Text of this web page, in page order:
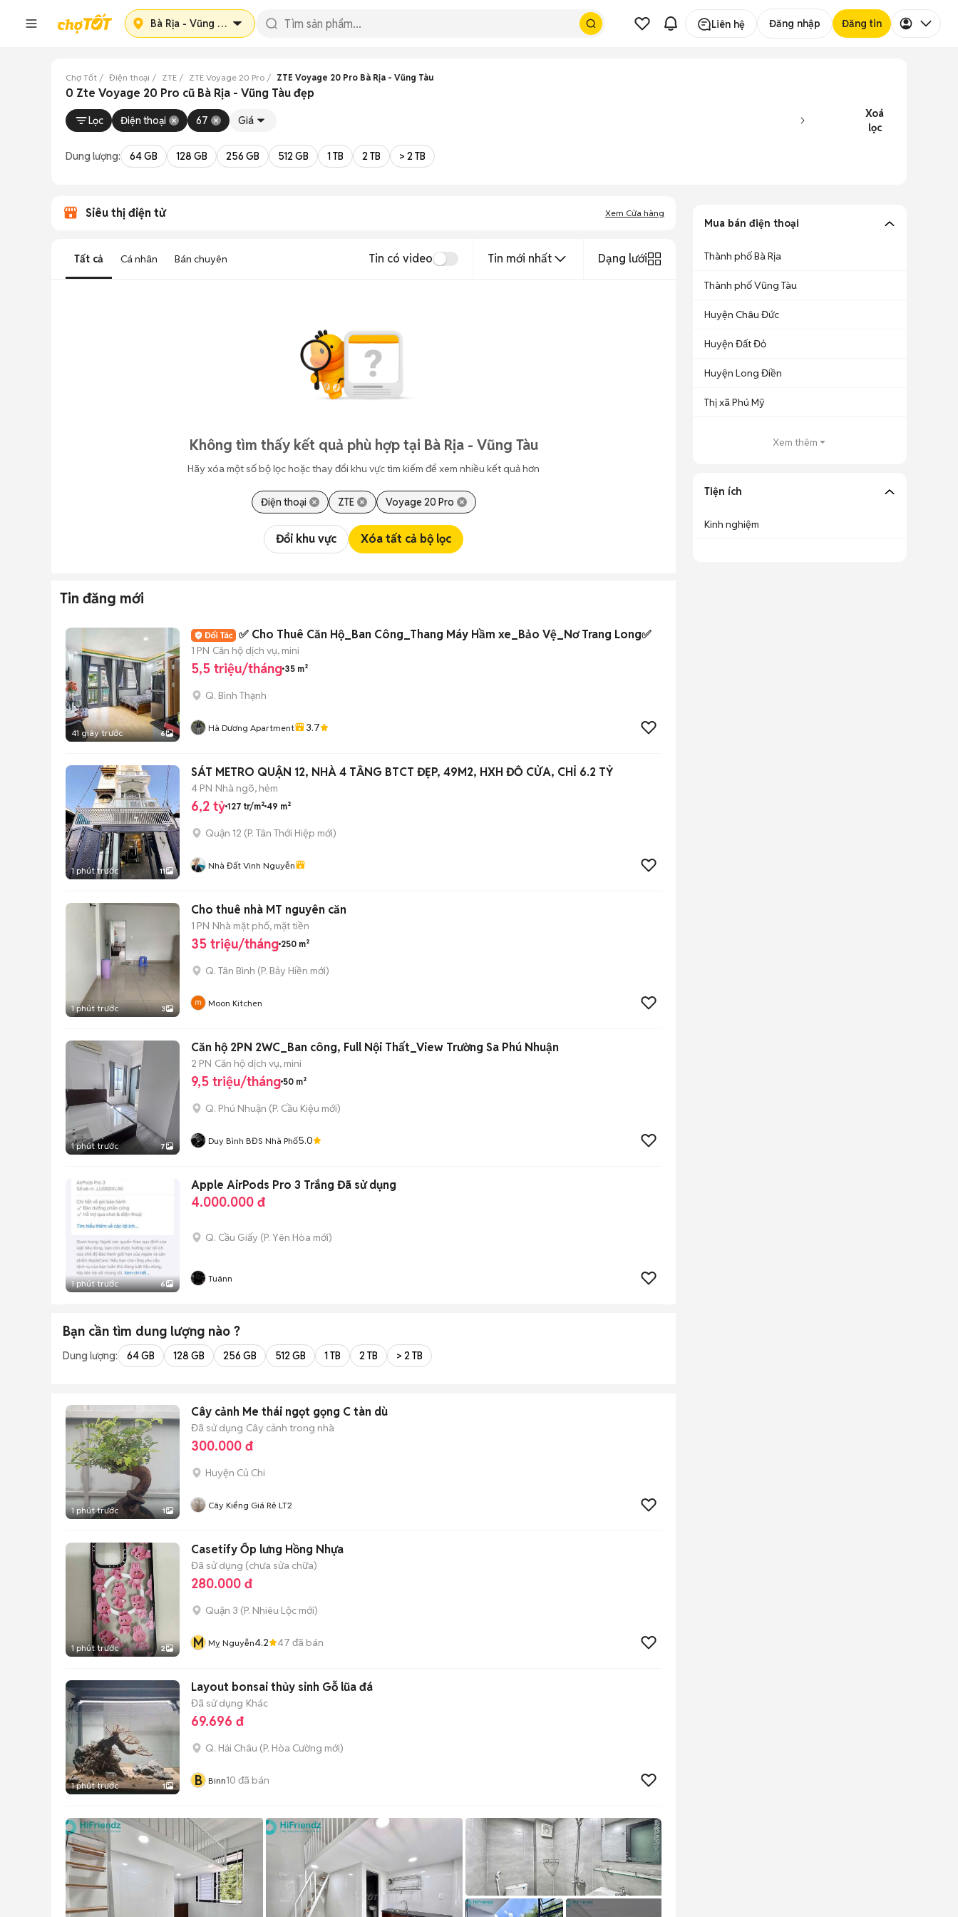
Bà Rịa - Vũng Tàu Liên hệ Đăng nhập Đăng tin
Chợ Tốt Điện thoại ZTE ZTE Voyage 20 Pro ZTE Voyage 20 Pro Bà Rịa - Vũng Tàu
0 Zte Voyage 20 Pro cũ Bà Rịa - Vũng Tàu đẹp
Lọc Điện thoại 67 Giá
Xoá
lọc
Dung lượng: 64 GB 128 GB 256 GB 512 GB 1 TB 2 TB > 2 TB
Siêu thị điện tử Xem Cửa hàng
Tất cả Cá nhân Bán chuyên Tin có video Tin mới nhất Dạng lưới
Không tìm thấy kết quả phù hợp tại Bà Rịa - Vũng Tàu
Hãy xóa một số bộ lọc hoặc thay đổi khu vực tìm kiếm để xem nhiều kết quả hơn
Điện thoại ZTE Voyage 20 Pro
Đổi khu vực Xóa tất cả bộ lọc
Tin đăng mới
41 giây trước 6
✅ Cho Thuê Căn Hộ_Ban Công_Thang Máy Hầm xe_Bảo Vệ_Nơ Trang Long✅
1 PN Căn hộ dịch vụ, mini
5,5 triệu/tháng 35 m²
Q. Bình Thạnh
Hà Dương Apartment 3.7
1 phút trước 11
SÁT METRO QUẬN 12, NHÀ 4 TẦNG BTCT ĐẸP, 49M2, HXH ĐỖ CỬA, CHỈ 6.2 TỶ
4 PN Nhà ngõ, hẻm
6,2 tỷ 127 tr/m² 49 m²
Quận 12 (P. Tân Thới Hiệp mới)
Nhà Đất Vinh Nguyễn
1 phút trước 3
Cho thuê nhà MT nguyên căn
1 PN Nhà mặt phố, mặt tiền
35 triệu/tháng 250 m²
Q. Tân Bình (P. Bảy Hiền mới)
Moon Kitchen
1 phút trước 7
Căn hộ 2PN 2WC_Ban công, Full Nội Thất_View Trường Sa Phú Nhuận
2 PN Căn hộ dịch vụ, mini
9,5 triệu/tháng 50 m²
Q. Phú Nhuận (P. Cầu Kiệu mới)
Duy Bình BĐS Nhà Phố5.0
1 phút trước 6
Apple AirPods Pro 3 Trắng Đã sử dụng
4.000.000 đ
Q. Cầu Giấy (P. Yên Hòa mới)
Tuânn
Bạn cần tìm dung lượng nào ?
Dung lượng: 64 GB 128 GB 256 GB 512 GB 1 TB 2 TB > 2 TB
1 phút trước 1
Cây cảnh Me thái ngọt gọng C tàn dù
Đã sử dụng Cây cảnh trong nhà
300.000 đ
Huyện Củ Chi
Cây Kiểng Giá Rẻ LT2
1 phút trước 2
Casetify Ốp lưng Hồng Nhựa
Đã sử dụng (chưa sửa chữa)
280.000 đ
Quận 3 (P. Nhiêu Lộc mới)
M Mỵ Nguyễn4.2 47 đã bán
1 phút trước 1
Layout bonsai thủy sinh Gỗ lũa đá
Đã sử dụng Khác
69.696 đ
Q. Hải Châu (P. Hòa Cường mới)
B Binn10 đã bán
Mua bán điện thoại
Thành phố Bà Rịa
Thành phố Vũng Tàu
Huyện Châu Đức
Huyện Đất Đỏ
Huyện Long Điền
Thị xã Phú Mỹ
Xem thêm
Tiện ích
Kinh nghiệm